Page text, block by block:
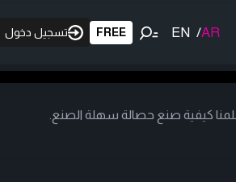
AR
/
EN
FREE تسجيل دخول
كيفية صنع حصالة سهلة الصنع.